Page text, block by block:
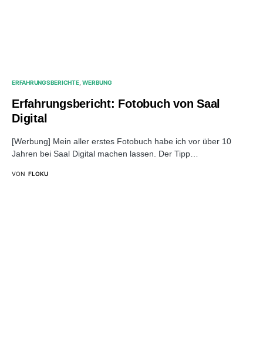
ERFAHRUNGSBERICHTE WERBUNG
Erfahrungsbericht: Fotobuch von Saal
Digital
[Werbung] Mein aller erstes Fotobuch habe ich vor über 10
Jahren bei Saal Digital machen lassen. Der Tipp…
VON FLOKU